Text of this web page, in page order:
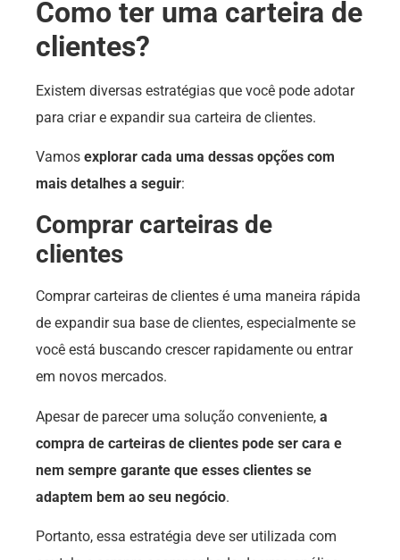
Como ter uma carteira de
clientes?
Existem diversas estratégias que você pode adotar
para criar e expandir sua carteira de clientes.
Vamos explorar cada uma dessas opções com
mais detalhes a seguir:
Comprar carteiras de
clientes
Comprar carteiras de clientes é uma maneira rápida
de expandir sua base de clientes, especialmente se
você está buscando crescer rapidamente ou entrar
em novos mercados.
Apesar de parecer uma solução conveniente, a
compra de carteiras de clientes pode ser cara e
nem sempre garante que esses clientes se
adaptem bem ao seu negócio.
Portanto, essa estratégia deve ser utilizada com